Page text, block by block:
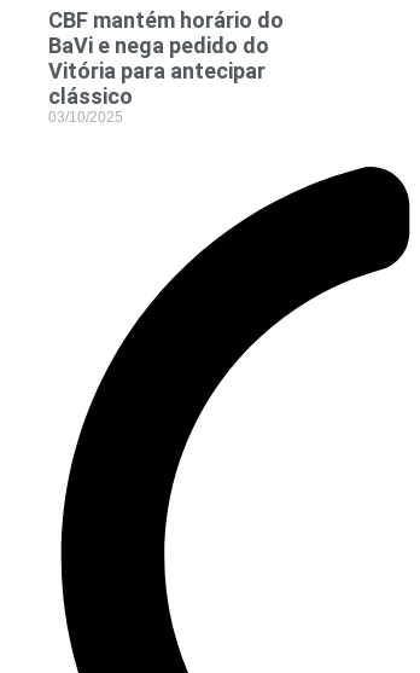
CBF mantém horário do
BaVi e nega pedido do
Vitória para antecipar
clássico
03/10/2025